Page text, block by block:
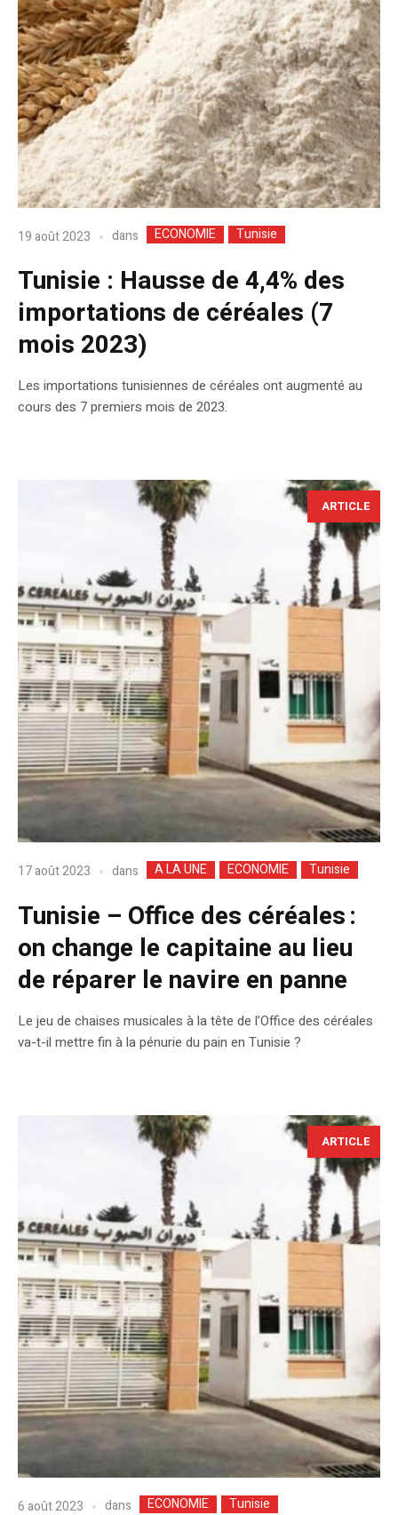
19 août 2023 dans ECONOMIE Tunisie
Tunisie : Hausse de 4,4% des
importations de céréales (7
mois 2023)
Les importations tunisiennes de céréales ont augmenté au
cours des 7 premiers mois de 2023.
ARTICLE
17 août 2023 dans A LA UNE ECONOMIE Tunisie
Tunisie – Office des céréales :
on change le capitaine au lieu
de réparer le navire en panne
Le jeu de chaises musicales à la tête de l’Office des céréales
va-t-il mettre fin à la pénurie du pain en Tunisie ?
ARTICLE
6 août 2023 dans ECONOMIE Tunisie